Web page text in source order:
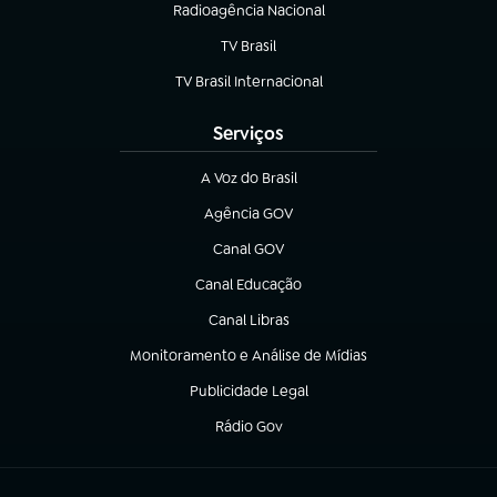
Radioagência Nacional
(abre em nova aba)
TV Brasil
(abre em nova aba)
TV Brasil Internacional
(abre em nova aba)
Serviços
A Voz do Brasil
(abre em nova aba)
Agência GOV
(abre em nova aba)
Canal GOV
(abre em nova aba)
Canal Educação
(abre em nova aba)
Canal Libras
(abre em nova aba)
Monitoramento e Análise de Mídias
(abre em nova aba)
Publicidade Legal
(abre em nova aba)
Rádio Gov
(abre em nova aba)